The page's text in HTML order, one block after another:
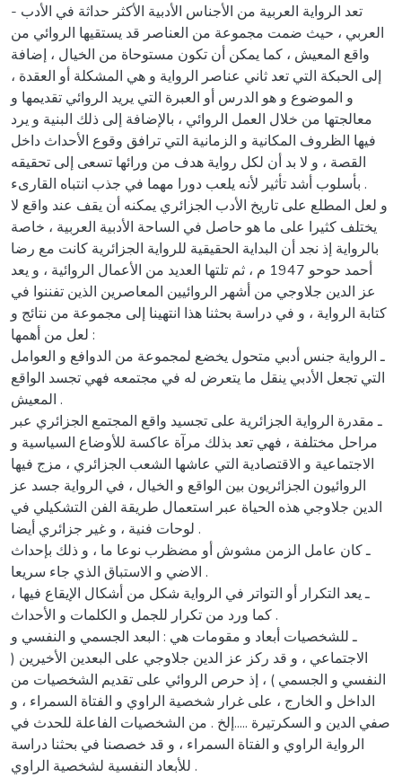
- تعد الرواية العربية من الأجناس الأدبية الأكثر حداثة في الأدب
العربي ، حيث ضمت مجموعة من العناصر قد يستقيها الروائي من
واقع المعيش ، كما يمكن أن تكون مستوحاة من الخيال ، إضافة
إلى الحبكة التي تعد ثاني عناصر الرواية و هي المشكلة أو العقدة ،
و الموضوع و هو الدرس أو العبرة التي يريد الروائي تقديمها و
معالجتها من خلال العمل الروائي ، بالإضافة إلى ذلك البنية و يرد
فيها الظروف المكانية و الزمانية التي ترافق وقوع الأحداث داخل
القصة ، و لا بد أن لكل رواية هدف من ورائها تسعى إلى تحقيقه
بأسلوب أشد تأثير لأنه يلعب دورا مهما في جذب انتباه القارىء .
و لعل المطلع على تاريخ الأدب الجزائري يمكنه أن يقف عند واقع لا
يختلف كثيرا على ما هو حاصل في الساحة الأدبية العربية ، خاصة
بالرواية إذ نجد أن البداية الحقيقية للرواية الجزائرية كانت مع رضا
أحمد حوحو 1947 م ، ثم تلتها العديد من الأعمال الروائية ، و يعد
عز الدين جلاوجي من أشهر الروائيين المعاصرين الذين تفننوا في
كتابة الرواية ، و في دراسة بحثنا هذا انتهينا إلى مجموعة من نتائج و
لعل من أهمها :
ـ الرواية جنس أدبي متحول يخضع لمجموعة من الدوافع و العوامل
التي تجعل الأدبي ينقل ما يتعرض له في مجتمعه فهي تجسد الواقع
المعيش .
ـ مقدرة الرواية الجزائرية على تجسيد واقع المجتمع الجزائري عبر
مراحل مختلفة ، فهي تعد بذلك مرآة عاكسة للأوضاع السياسية و
الاجتماعية و الاقتصادية التي عاشها الشعب الجزائري ، مزج فيها
الروائيون الجزائريون بين الواقع و الخيال ، في الرواية جسد عز
الدين جلاوجي هذه الحياة عبر استعمال طريقة الفن التشكيلي في
لوحات فنية ، و غير جزائري أيضا .
ـ كان عامل الزمن مشوش أو مضظرب نوعا ما ، و ذلك بإحداث
الاضي و الاستباق الذي جاء سريعا .
ـ يعد التكرار أو التواتر في الرواية شكل من أشكال الإيقاع فيها ،
كما ورد من تكرار للجمل و الكلمات و الأحداث .
ـ للشخصيات أبعاد و مقومات هي : البعد الجسمي و النفسي و
الاجتماعي ، و قد ركز عز الدين جلاوجي على البعدين الأخيرين (
النفسي و الجسمي ) ، إذ حرص الروائي على تقديم الشخصيات من
الداخل و الخارج ، على غرار شخصية الراوي و الفتاة السمراء ، و
صفي الدين و السكرتيرة .....إلخ . من الشخصيات الفاعلة للحدث في
الرواية الراوي و الفتاة السمراء ، و قد خصصنا في بحثنا دراسة
للأبعاد النفسية لشخصية الراوي .